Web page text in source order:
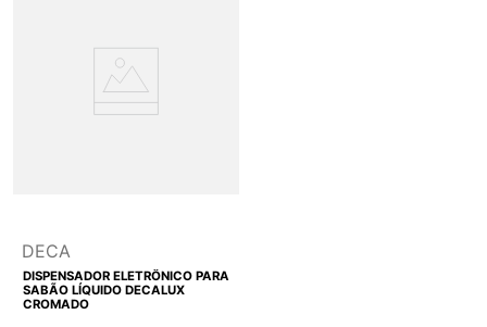
DECA
DISPENSADOR ELETRÔNICO PARA
SABÃO LÍQUIDO DECALUX
CROMADO